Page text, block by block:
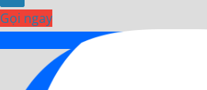
Gọi ngay